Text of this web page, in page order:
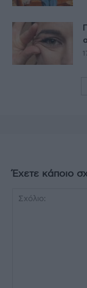
Έχετε κάποιο